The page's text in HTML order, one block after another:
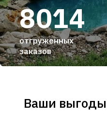
8014
отгруженных
заказов
Ваши выгоды